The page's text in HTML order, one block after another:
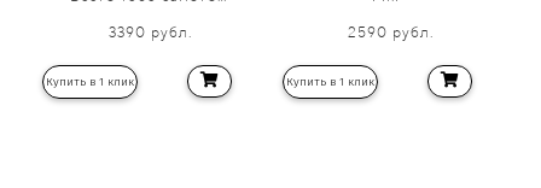
3390 рубл.
Купить в 1 клик
2590 рубл.
Купить в 1 клик